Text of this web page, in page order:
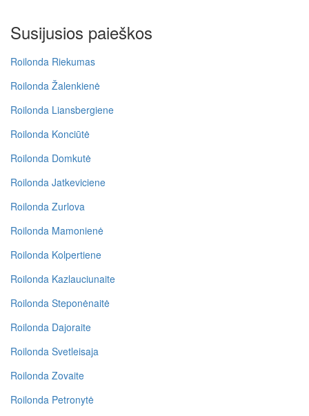
Susijusios paieškos
Roilonda Riekumas
Roilonda Žalenkienė
Roilonda Liansbergiene
Roilonda Konciūtė
Roilonda Domkutė
Roilonda Jatkeviciene
Roilonda Zurlova
Roilonda Mamonienė
Roilonda Kolpertiene
Roilonda Kazlauciunaite
Roilonda Steponėnaitė
Roilonda Dajoraite
Roilonda Svetleisaja
Roilonda Zovaite
Roilonda Petronytė